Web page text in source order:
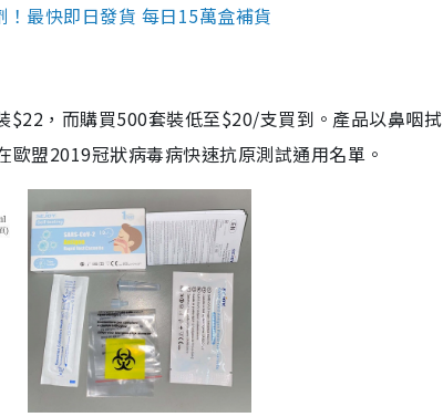
最快即日發貨 每日15萬盒補貨
，而購買500套裝低至$20/支買到。產品以鼻咽
盟2019冠狀病毒病快速抗原測試通用名單。